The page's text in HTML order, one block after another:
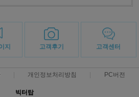
지 고객후기 고객센터
개인정보처리방침 PC버전
빅터탑